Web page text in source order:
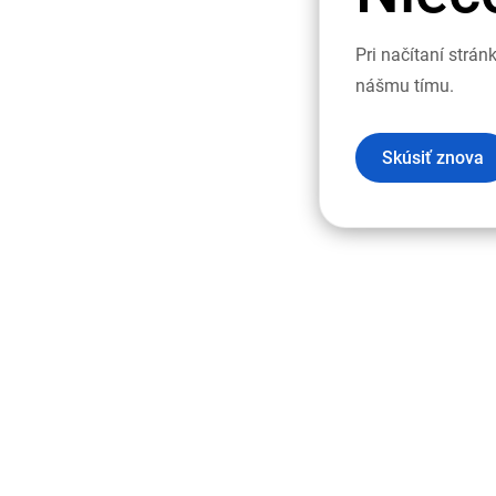
Pri načítaní
nášmu tímu.
Skúsiť znova